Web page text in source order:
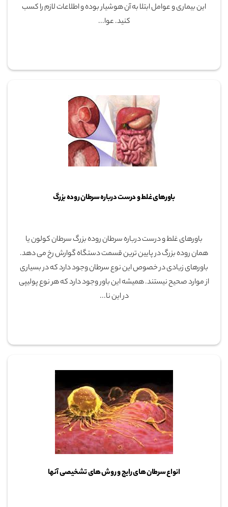
این بیماری و عوامل ابتلا به آن هوشیار بوده و اطلاعات لازم را کسب
کنید. عوا...
باورهای غلط و درست درباره سرطان روده بزرگ
باورهای غلط و درست درباره سرطان روده بزرگ سرطان کولون یا
همان روده بزرگ در پایین ترین قسمت دستگاه گوارش رخ می دهد.
باورهای زیادی در خصوص این نوع سرطان وجود دارد که در بسیاری
از موارد صحیح نیستند. همیشه این باور وجود دارد که هر نوع پولیپی
در این نا...
انواع سرطان های رایج و روش های تشخیصی آنها